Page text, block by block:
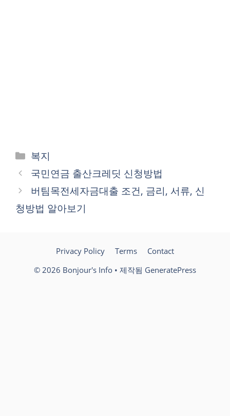
카
테
고
리
복지
국민연금 출산크레딧 신청방법
버팀목전세자금대출 조건, 금리, 서류, 신
청방법 알아보기
Privacy Policy Terms
Contact
© 2026 Bonjour's Info • 제작됨 GeneratePress